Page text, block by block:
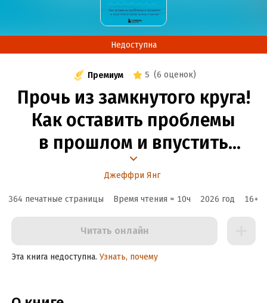
Недоступна
Премиум 5 (6 оценок)
Прочь из замкнутого круга!
Как оставить проблемы
в прошлом и впустить
в свою жизнь счастье
Джеффри Янг
364 печатные страницы Время чтения ≈ 10ч 2026 год 16+
Читать онлайн
Эта книга недоступна. Узнать, почему